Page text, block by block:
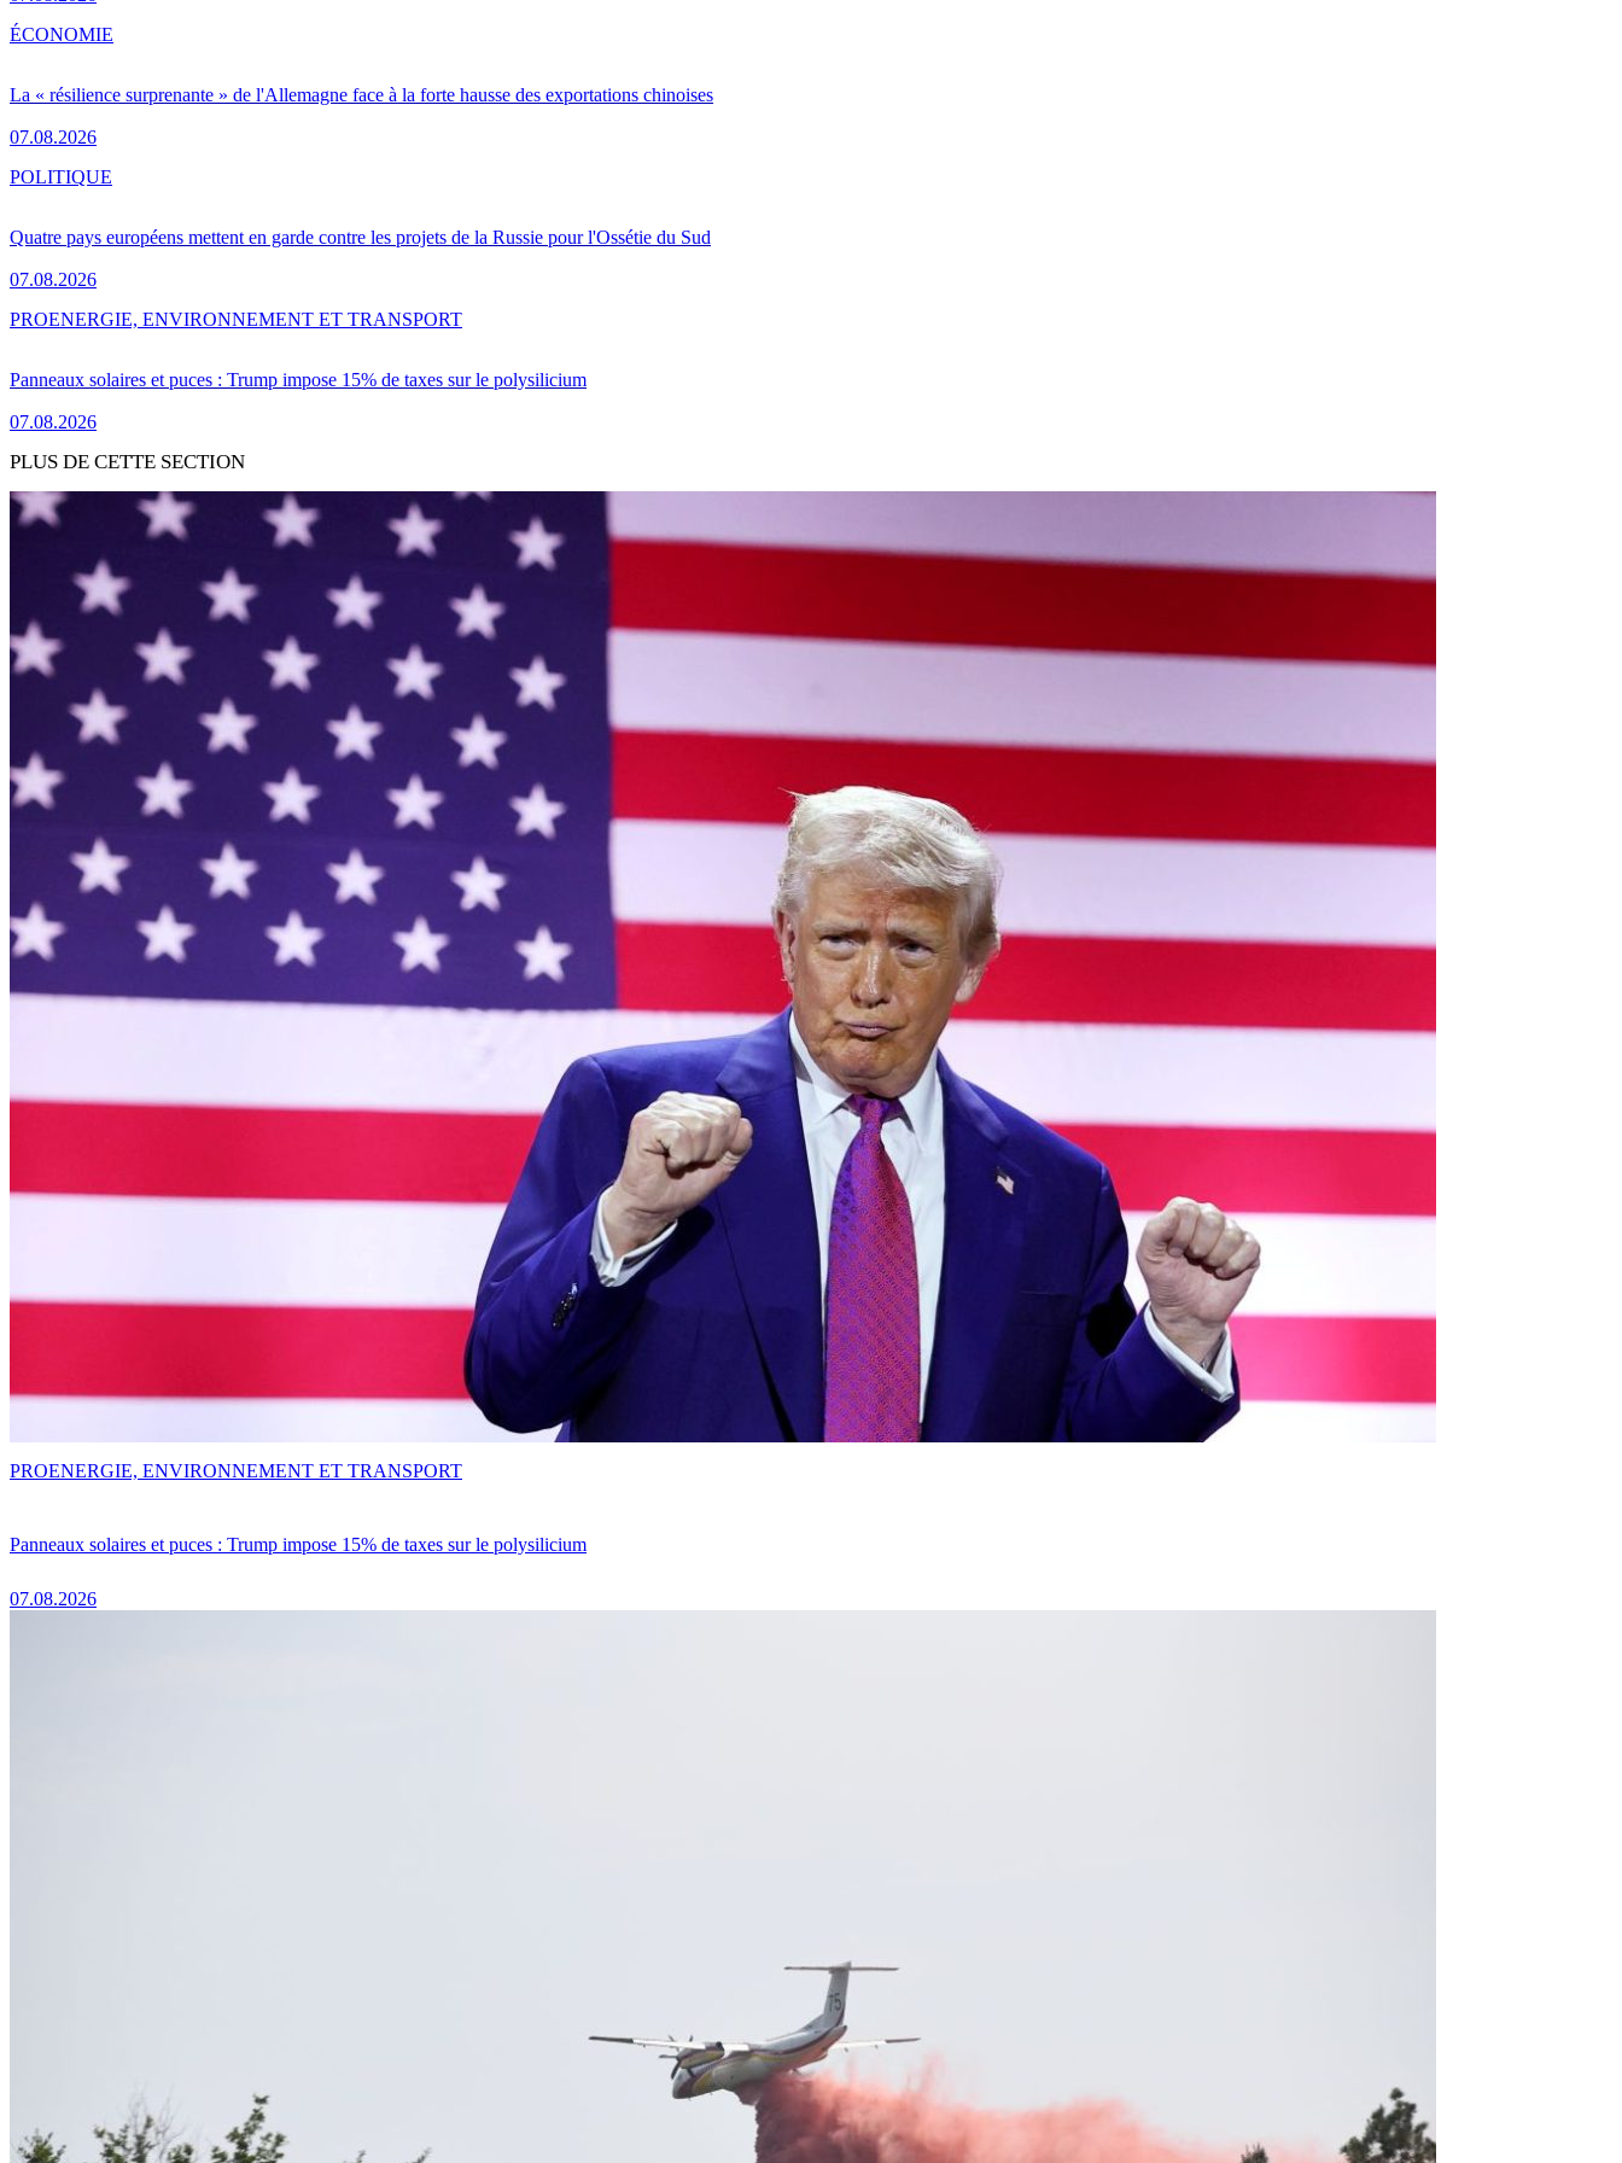
La « résilience surprenante » de l'Allemagne face à la forte hausse des exportations chinoises
07.08.2026
ÉCONOMIE
Quatre pays européens mettent en garde contre les projets de la Russie pour l'Ossétie du Sud
07.08.2026
POLITIQUE
Panneaux solaires et puces : Trump impose 15% de taxes sur le polysilicium
07.08.2026
PROENERGIE, ENVIRONNEMENT ET TRANSPORT
PLUS DE CETTE SECTION
Panneaux solaires et puces : Trump impose 15% de taxes sur le polysilicium
07.08.2026
PROENERGIE, ENVIRONNEMENT ET TRANSPORT